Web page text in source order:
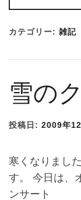
カテゴリー: 雑記
雪の
投稿日: 2009年
寒くなりまし
す。 今日は、
ンサート